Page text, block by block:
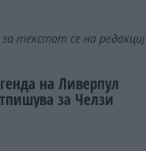
текстот се на
на Ливерпул
за Челзи